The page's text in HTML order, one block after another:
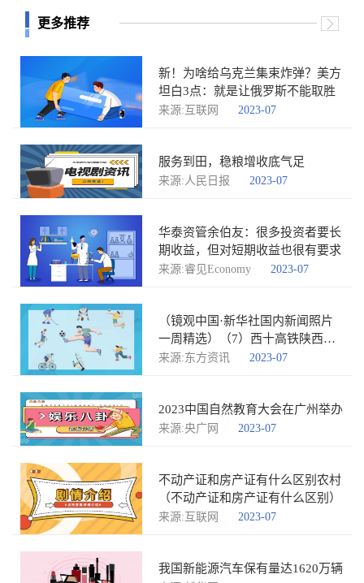
更多推荐
新！为啥给乌克兰集束炸弹？美方
坦白3点：就是让俄罗斯不能取胜
来源:互联网 2023-07
服务到田，稳粮增收底气足
来源:人民日报 2023-07
华泰资管余伯友：很多投资者要长
期收益，但对短期收益也很有要求
来源:睿见Economy 2023-07
（镜观中国·新华社国内新闻照片
一周精选）（7）西十高铁陕西段
启动箱梁浇筑
来源:东方资讯 2023-07
2023中国自然教育大会在广州举办
来源:央广网 2023-07
不动产证和房产证有什么区别农村
（不动产证和房产证有什么区别）
来源:互联网 2023-07
我国新能源汽车保有量达1620万辆